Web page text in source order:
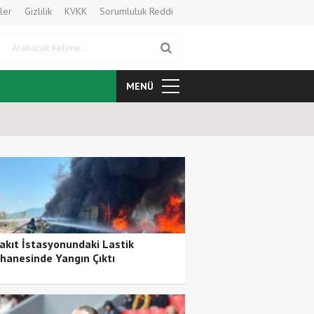
Gizlilik KVKK Sorumluluk Reddi
MENÜ
İstasyonundaki Lastik
Yangın Çıktı